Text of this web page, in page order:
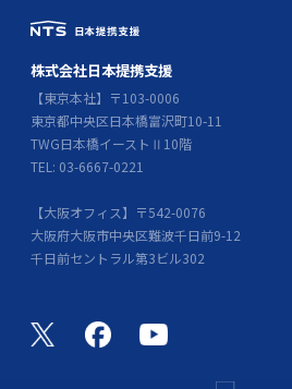
株式会社日本提携支援
【東京本社】〒103-0006
東京都中央区日本橋富沢町10-11
TWG日本橋イーストⅡ10階
TEL: 03-6667-0221
【大阪オフィス】〒542-0076
大阪府大阪市中央区難波千日前9-12
千日前セントラル第3ビル302